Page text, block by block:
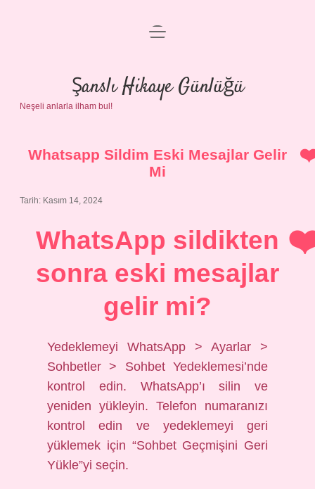
Anasayfa
Gizlilik Politikası
menüyü
Şanslı Hikaye Günlüğü
Neşeli anlarla ilham bul!
Whatsapp Sildim Eski Mesajlar Gelir
Mi
Tarih: Kasım 14, 2024
WhatsApp sildikten
sonra eski mesajlar
gelir mi?
Yedeklemeyi WhatsApp > Ayarlar >
Sohbetler > Sohbet Yedeklemesi’nde
kontrol edin. WhatsApp’ı silin ve
yeniden yükleyin. Telefon numaranızı
kontrol edin ve yedeklemeyi geri
yüklemek için “Sohbet Geçmişini Geri
Yükle”yi seçin.